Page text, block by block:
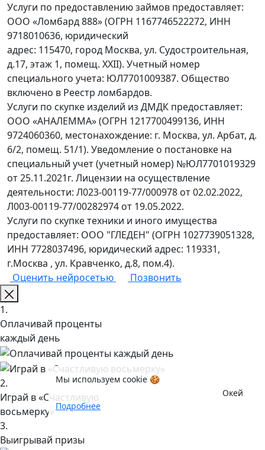
Услуги по предоставлению займов предоставляет:
ООО «Ломбард 888» (ОГРН 1167746522272, ИНН
9718010636, юридический
адрес: 115470, город Москва, ул. Судостроительная,
д.17, этаж 1, помещ. XXII). Учетный номер
специального учета: ЮЛ7701009387. Общество
включено в Реестр ломбардов.
Услуги по скупке изделий из ДМДК предоставляет:
ООО «АНАЛЕММА» (ОГРН 1217700499136, ИНН
9724060360, местонахождение: г. Москва, ул. Арбат, д.
6/2, помещ. 51/1). Уведомление о постановке на
специальный учет (учетный номер) №ЮЛ7701019329
от 25.11.2021г. Лицензии на осуществление
деятельности: Л023-00119-77/000978 от 02.02.2022,
Л003-00119-77/00282974 от 19.05.2022.
Услуги по скупке техники и иного имущества
предоставляет: ООО "ГЛЕДЕН" (ОГРН 1027739051328,
ИНН 7728037496, юридический адрес: 119331,
г.Москва , ул. Кравченко, д.8, пом.4).
Оценить нейросетью
Позвонить
Мы используем cookie 🍪
Подробнее
Окей
1.
Оплачивай проценты
каждый день
2.
Играй в «Счастливую
восьмерку»
3.
Выигрывай призы